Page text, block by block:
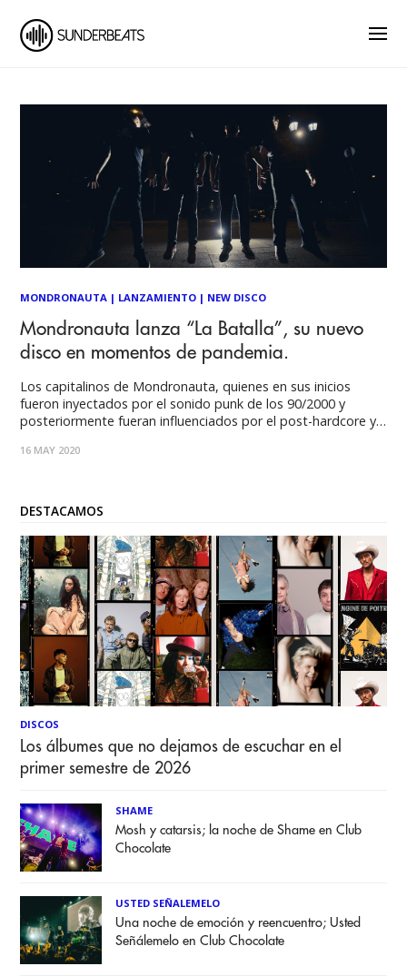
MONDRONAUTA | LANZAMIENTO | NEW DISCO
Mondronauta lanza “La Batalla”, su nuevo
disco en momentos de pandemia.
Los capitalinos de Mondronauta, quienes en sus inicios
fueron inyectados por el sonido punk de los 90/2000 y
posteriormente fueran influenciados por el post-hardcore y
reposado pero muy fresco para la escena actual, con líricas
16 MAY 2020
DESTACAMOS
DISCOS
Los álbumes que no dejamos de escuchar en el
primer semestre de 2026
SHAME
Mosh y catarsis; la noche de Shame en Club
Chocolate
USTED SEÑALEMELO
Una noche de emoción y reencuentro; Usted
Señálemelo en Club Chocolate